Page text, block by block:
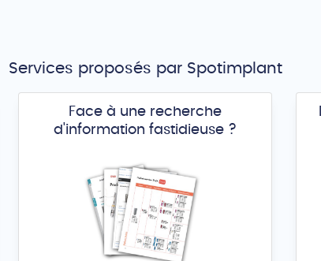
Services proposés par Spotimplant
Face à une recherche
d'information fastidieuse ?